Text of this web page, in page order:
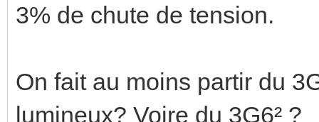
3% de chute de tension.
On fait au moins partir du
lumineux? Voire du 3G6² ?